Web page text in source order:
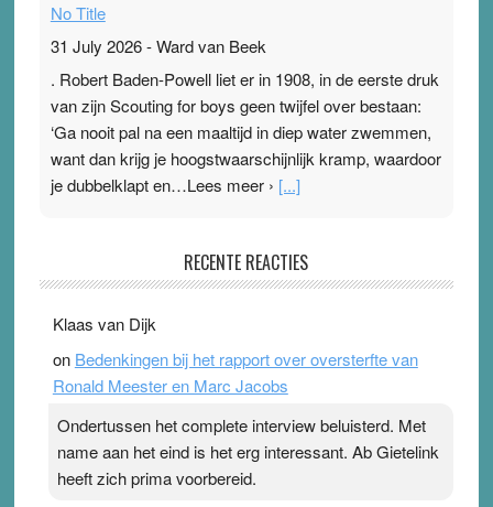
No Title
31 July 2026-Ward van Beek
. Robert Baden-Powell liet er in 1908, in de eerste druk
van zijn Scouting for boys geen twijfel over bestaan:
‘Ga nooit pal na een maaltijd in diep water zwemmen,
want dan krijg je hoogstwaarschijnlijk kramp, waardoor
je dubbelklapt en…Lees meer › [...]
Ward van Beek
topsporters. Ze hopen ermee hun hartslag te verlagen
terwijl ze meer zuurstof opnemen. Daarop heeft zo’n
pleister geen effect. Maar het gevoel ‘makkelijker te
Pleisterplakkers in de topspsort ›[...]
RECENTE REACTIES
Klaas van Dijk
on Bedenkingen bij het rapport over oversterfte van
Ronald Meester en Marc Jacobs
Ondertussen het complete interview beluisterd. Met
name aan het eind is het erg interessant. Ab Gietelink
heeft zich prima voorbereid.